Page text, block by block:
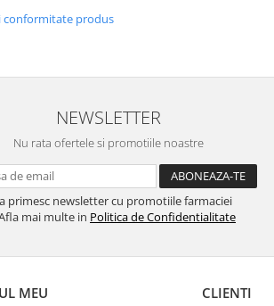
conformitate produs
NEWSLETTER
Nu rata ofertele si promotiile noastre
primesc newsletter cu promotiile farmaciei
mai multe in Politica de Confidentialitate
MEU CLIENTI